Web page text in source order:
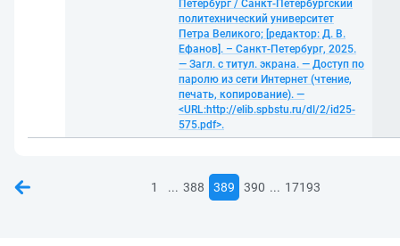
Петербург / Санкт-Петербургский
политехнический университет
Петра Великого; [редактор: Д. В.
Ефанов]. – Санкт-Петербург, 2025.
— Загл. с титул. экрана. — Доступ по
паролю из сети Интернет (чтение,
печать, копирование). —
<URL:http://elib.spbstu.ru/dl/2/id25-
575.pdf>.
1 ... 388 389 390 ... 17193